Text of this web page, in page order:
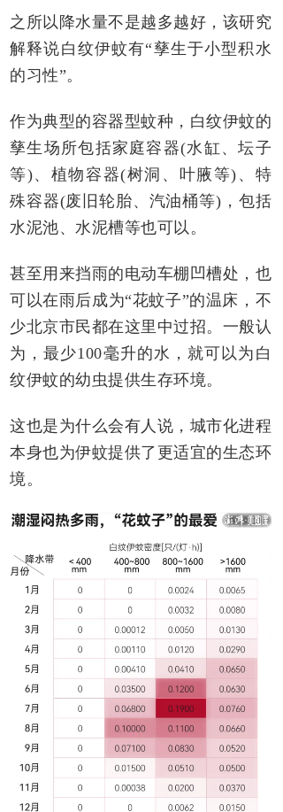
之所以降水量不是越多越好，该研究
解释说白纹伊蚊有“孳生于小型积水
的习性”。
作为典型的容器型蚊种，白纹伊蚊的
孳生场所包括家庭容器(水缸、坛子
等)、植物容器(树洞、叶腋等)、特
殊容器(废旧轮胎、汽油桶等)，包括
水泥池、水泥槽等也可以。
甚至用来挡雨的电动车棚凹槽处，也
可以在雨后成为“花蚊子”的温床，不
少北京市民都在这里中过招。一般认
为，最少100毫升的水，就可以为白
纹伊蚊的幼虫提供生存环境。
这也是为什么会有人说，城市化进程
本身也为伊蚊提供了更适宜的生态环
境。